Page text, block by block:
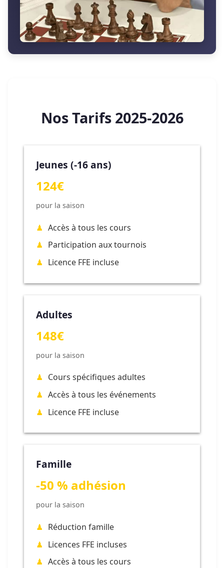
Nos Tarifs 2025-2026
Jeunes (-16 ans)
124€
pour la saison
Accès à tous les cours
Participation aux tournois
Licence FFE incluse
Adultes
148€
pour la saison
Cours spécifiques adultes
Accès à tous les événements
Licence FFE incluse
Famille
-50 % adhésion
pour la saison
Réduction famille
Licences FFE incluses
Accès à tous les cours